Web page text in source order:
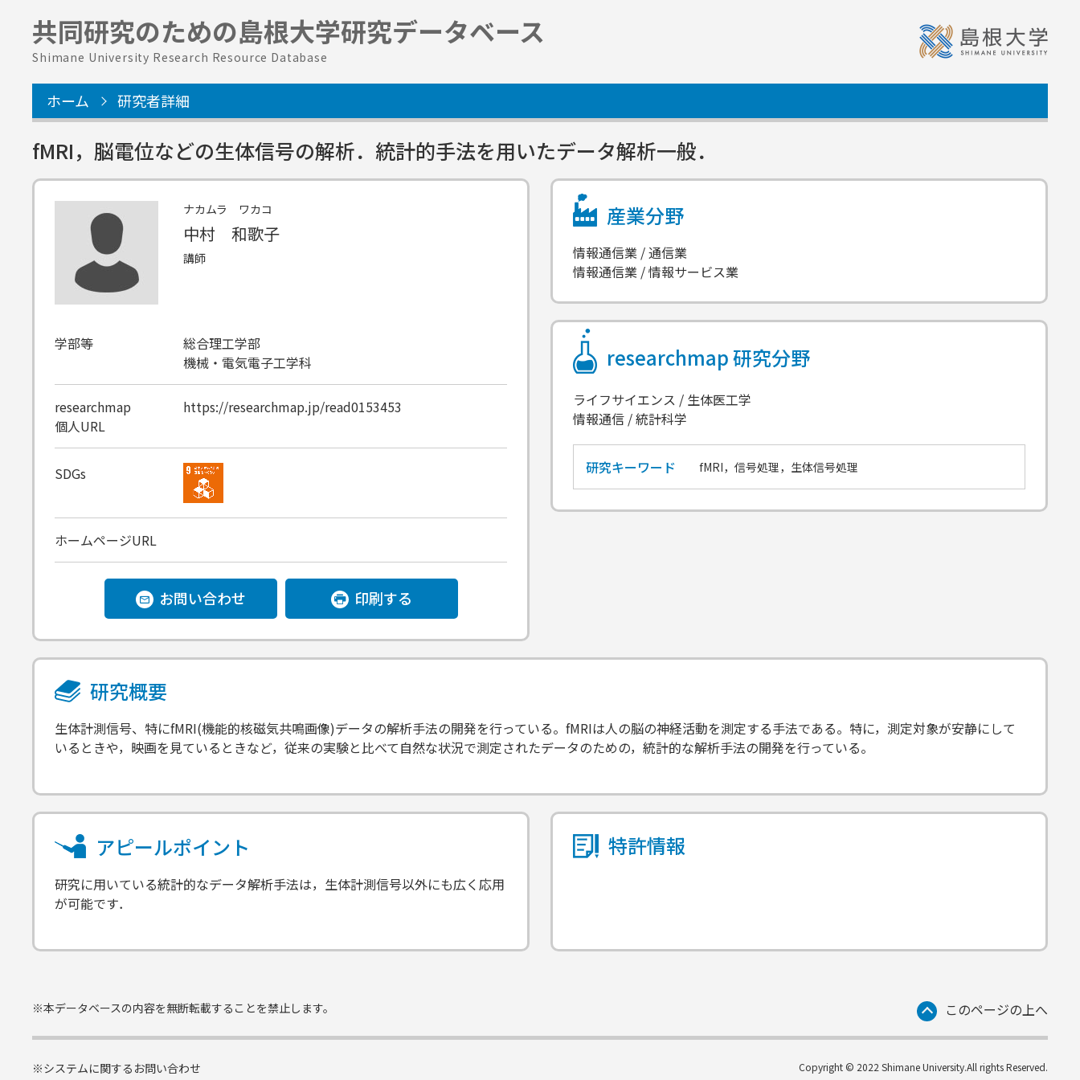
共同研究のための島根大学研究データベース
Shimane University Research Resource Database
ホーム 研究者詳細
fMRI，脳電位などの生体信号の解析．統計的手法を用いたデータ解析一般．
ナカムラ ワカコ
中村 和歌子
講師
学部等
総合理工学部
機械・電気電子工学科
researchmap
個人URL
https://researchmap.jp/read0153453
SDGs
ホームページURL
お問い合わせ 印刷する
産業分野
情報通信業 / 通信業
情報通信業 / 情報サービス業
researchmap研究分野
ライフサイエンス / 生体医工学
情報通信 / 統計科学
研究キーワード fMRI，信号処理，生体信号処理
研究概要
生体計測信号、特にfMRI(機能的核磁気共鳴画像)データの解析手法の開発を行っている。fMRIは人の脳の神経活動を測定する手法である。特に，測定対象が安静にして
いるときや，映画を見ているときなど，従来の実験と比べて自然な状況で測定されたデータのための，統計的な解析手法の開発を行っている。
アピールポイント
研究に用いている統計的なデータ解析手法は，生体計測信号以外にも広く応用
が可能です．
特許情報
※本データベースの内容を無断転載することを禁止します。 このページの上へ
※システムに関するお問い合わせ Copyright © 2022 Shimane University.All rights Reserved.